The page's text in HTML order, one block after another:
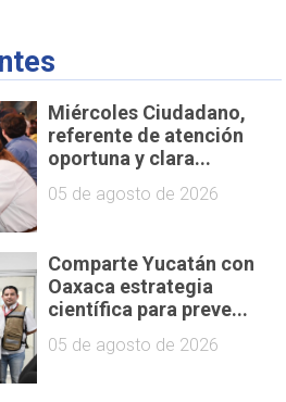
Miércoles Ciudadano,
referente de atención
oportuna y clara...
05 de agosto de 2026
Comparte Yucatán con
Oaxaca estrategia
científica para preve...
05 de agosto de 2026